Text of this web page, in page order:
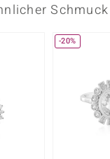
Schmuck
-20%